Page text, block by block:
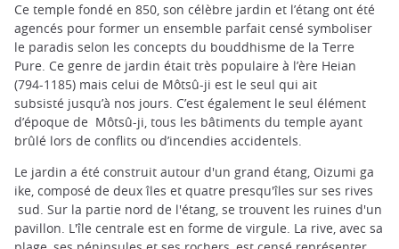
Ce temple fondé en 850, son célèbre jardin et l’étang ont été
agencés pour former un ensemble parfait censé symboliser
le paradis selon les concepts du bouddhisme de la Terre
Pure. Ce genre de jardin était très populaire à l’ère Heian
(794-1185) mais celui de Môtsû-ji est le seul qui ait
subsisté jusqu’à nos jours. C’est également le seul élément
d’époque de Môtsû-ji, tous les bâtiments du temple ayant
brûlé lors de conflits ou d’incendies accidentels.
Le jardin a été construit autour d'un grand étang, Oizumi ga
ike, composé de deux îles et quatre presqu'îles sur ses rives
sud. Sur la partie nord de l'étang, se trouvent les ruines d'un
pavillon. L'île centrale est en forme de virgule. La rive, avec sa